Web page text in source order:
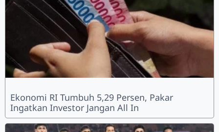
Ekonomi RI Tumbuh 5,29 Persen, Pakar
Ingatkan Investor Jangan All In